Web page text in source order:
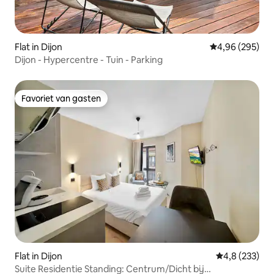
Flat in Dijon Gemiddelde
4,96 (295)
Dijon - Hypercentre - Tuin - Parking
Favoriet van gasten
Favoriet van gasten
Flat in Dijon Gemiddelde
4,8 (233)
Suite Residentie Standing: Centrum/Dicht bij